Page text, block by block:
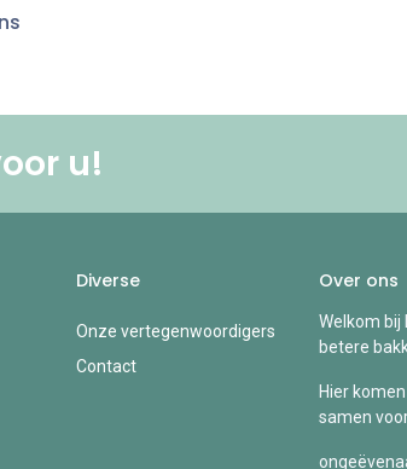
u!
Diverse
Onze vertegenwoordigers
Contact
Over ons
Welkom bij
betere
Hier
samen